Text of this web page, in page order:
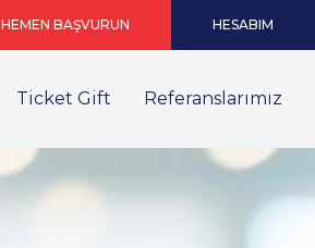
HEMEN BAŞVURUN HESABIM
Ticket Gift Referanslarımız